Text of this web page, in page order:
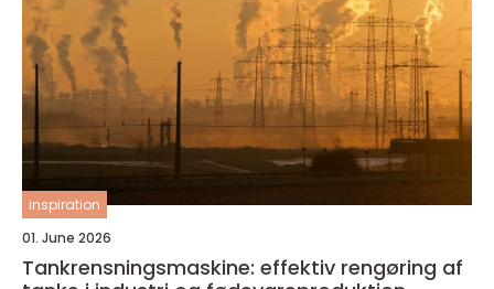
inspiration
01. June 2026
Tankrensningsmaskine: effektiv rengøring af